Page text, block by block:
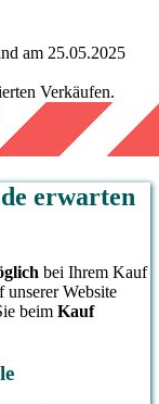
am 25.05.2025
Verkäufen.
erwarten
bei Ihrem Kauf
unserer Website
beim Kauf